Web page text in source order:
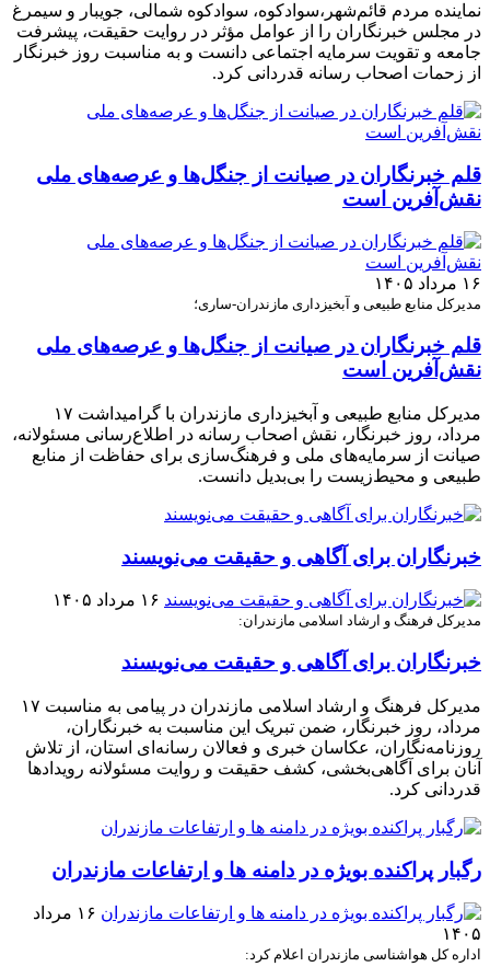
نماینده مردم قائم‌شهر،سوادکوه، سوادکوه شمالی، جویبار و سیمرغ
در مجلس خبرنگاران را از عوامل مؤثر در روایت حقیقت، پیشرفت
جامعه و تقویت سرمایه اجتماعی دانست و به مناسبت روز خبرنگار
از زحمات اصحاب رسانه قدردانی کرد.
قلم خبرنگاران در صیانت از جنگل‌ها و عرصه‌های ملی
نقش‌آفرین است
۱۶ مرداد ۱۴۰۵
مدیرکل منابع طبیعی و آبخیزداری مازندران-ساری؛
قلم خبرنگاران در صیانت از جنگل‌ها و عرصه‌های ملی
نقش‌آفرین است
مدیرکل منابع طبیعی و آبخیزداری مازندران با گرامیداشت ۱۷
مرداد، روز خبرنگار، نقش اصحاب رسانه در اطلاع‌رسانی مسئولانه،
صیانت از سرمایه‌های ملی و فرهنگ‌سازی برای حفاظت از منابع
طبیعی و محیط‌زیست را بی‌بدیل دانست.
خبرنگاران برای آگاهی و حقیقت می‌نویسند
۱۶ مرداد ۱۴۰۵
مدیرکل فرهنگ و ارشاد اسلامی مازندران:
خبرنگاران برای آگاهی و حقیقت می‌نویسند
مدیرکل فرهنگ و ارشاد اسلامی مازندران در پیامی به مناسبت ۱۷
مرداد، روز خبرنگار، ضمن تبریک این مناسبت به خبرنگاران،
روزنامه‌نگاران، عکاسان خبری و فعالان رسانه‌ای استان، از تلاش
آنان برای آگاهی‌بخشی، کشف حقیقت و روایت مسئولانه رویدادها
قدردانی کرد.
رگبار پراکنده بویژه در دامنه ها و ارتفاعات مازندران
۱۶ مرداد
۱۴۰۵
اداره کل هواشناسی مازندران اعلام کرد: